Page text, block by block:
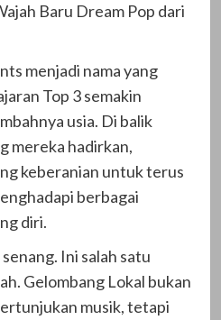
Baru Dream Pop dari
menjadi nama yang
Top 3 semakin
usia. Di balik
mereka hadirkan,
keberanian untuk terus
berbagai
diri.
Ini salah satu
Gelombang Lokal bukan
musik, tetapi